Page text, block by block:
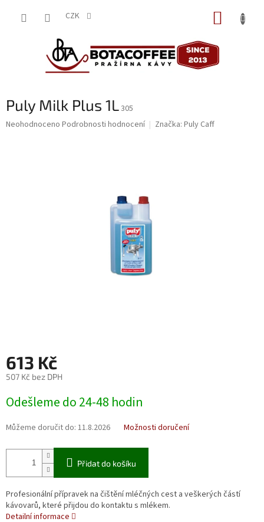
CZK
Puly Milk Plus 1L305
Průměrné
Neohodnoceno Podrobnosti hodnocení Značka: Puly Caff
613 Kč
507 Kč bez DPH
cena:
Odešleme do 24-48 hodin
Můžeme doručit do: 11.8.2026 Možnosti doručení
Přidat do košíku
Profesionální přípravek na čištění mléčných cest a veškerých částí
kávovarů, které přijdou do kontaktu s mlékem.
Detailní informace